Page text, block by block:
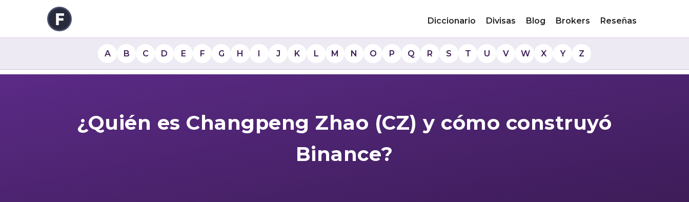
Diccionario Divisas Blog Brokers Reseñas
A B C D E F G H I J K L M N O P Q R S T U V W X Y Z
¿Quién es Changpeng Zhao (CZ) y cómo construyó
Binance?